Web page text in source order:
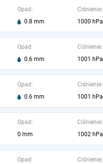
Opad:
0.8 mm
Ciśnienie:
1000 hPa
Opad:
0.6 mm
Ciśnienie:
1001 hPa
Opad:
0.6 mm
Ciśnienie:
1001 hPa
Opad:
0 mm
Ciśnienie:
1002 hPa
Opad:
Ciśnienie: